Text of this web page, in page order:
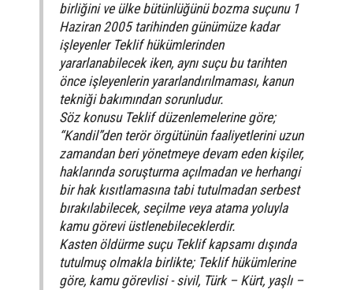
birliğini ve ülke bütünlüğünü bozma suçunu 1
Haziran 2005 tarihinden günümüze kadar
işleyenler Teklif hükümlerinden
yararlanabilecek iken, aynı suçu bu tarihten
önce işleyenlerin yararlandırılmaması, kanun
tekniği bakımından sorunludur.
Söz konusu Teklif düzenlemelerine göre;
“Kandil”den terör örgütünün faaliyetlerini uzun
zamandan beri yönetmeye devam eden kişiler,
haklarında soruşturma açılmadan ve herhangi
bir hak kısıtlamasına tabi tutulmadan serbest
bırakılabilecek, seçilme veya atama yoluyla
kamu görevi üstlenebileceklerdir.
Kasten öldürme suçu Teklif kapsamı dışında
tutulmuş olmakla birlikte; Teklif hükümlerine
göre, kamu görevlisi - sivil, Türk – Kürt, yaşlı –